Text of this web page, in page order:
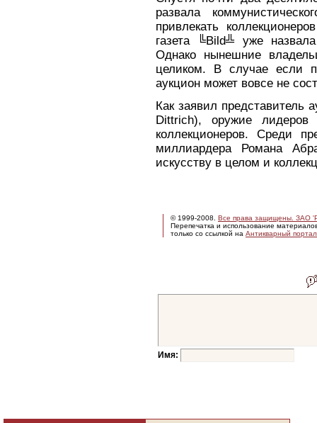
развала
привлекать
газета ╚Bild╩ уже
Однако нынешние
целиком. В случае если
аукцион может вовсе не
Как заявил представитель
Dittrich), оружие лидеров
коллекционеров. Среди
миллиардера Романа
искусству в целом и
© 1999-2008. Все права защищены. ЗАО
Перепечатка и использование
только со ссылкой на Антикварный
Имя: